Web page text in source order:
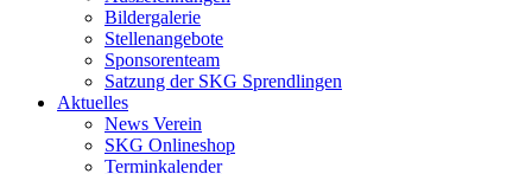
Bildergalerie
Stellenangebote
Sponsorenteam
Satzung der SKG Sprendlingen
Aktuelles
News Verein
SKG Onlineshop
Terminkalender